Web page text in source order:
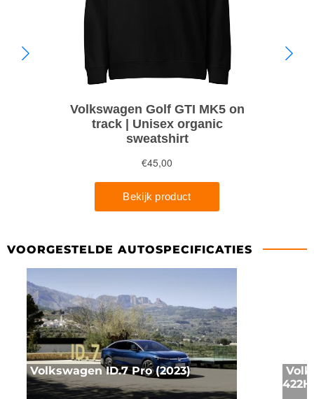
VOORGESTELDE AUTOSPECIFICATIES
Volkswagen ID.7 Pro (2023)